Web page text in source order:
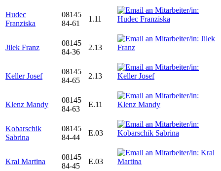
Hudec
Franziska
08145
84-61
1.11
Jilek Franz
08145
84-36
2.13
Keller Josef
08145
84-65
2.13
Klenz Mandy
08145
84-63
E.11
Kobarschik
Sabrina
08145
84-44
E.03
Kral Martina
08145
84-45
E.03